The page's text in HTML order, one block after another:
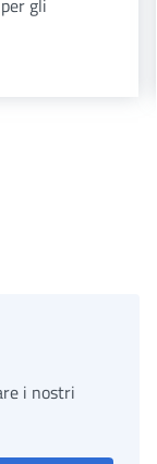
gli
i nostri